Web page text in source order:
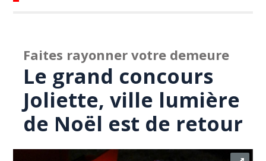
Faites rayonner votre demeure
Le grand concours
Joliette, ville lumière
de Noël est de retour